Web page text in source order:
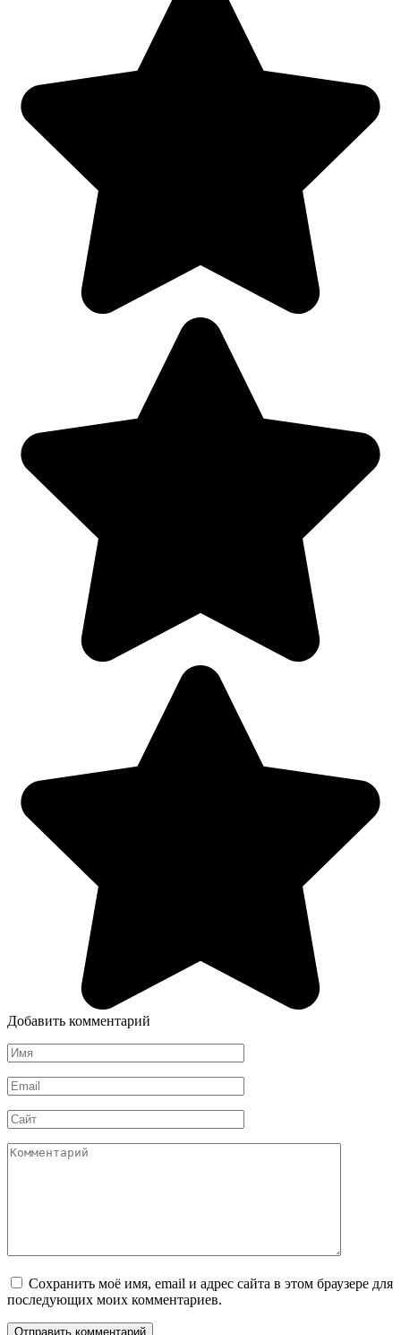
Добавить комментарий
Имя
*
Email
*
Сайт
Комментарий
Сохранить моё имя, email и адрес сайта в этом браузере для
последующих моих комментариев.